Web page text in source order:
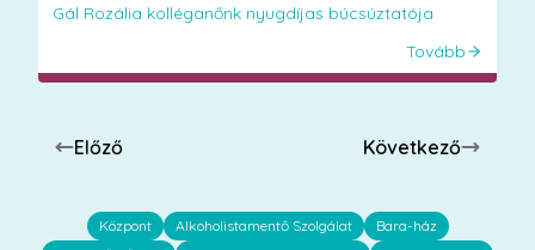
Gál Rozália kolléganőnk nyugdíjas búcsúztatója
Tovább
Előző Következő
Központ Alkoholistamentő Szolgálat
Bara-ház